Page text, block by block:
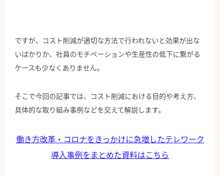
ですが、コスト削減が適切な方法で行われないと効果が出な
いばかりか、社員のモチベーションや生産性の低下に繋がる
ケースも少なくありません。
そこで今回の記事では、コスト削減における目的や考え方、
具体的な取り組み事例などを交えて解説します。
働き方改革・コロナをきっかけに急増したテレワーク
導入事例をまとめた資料はこちら